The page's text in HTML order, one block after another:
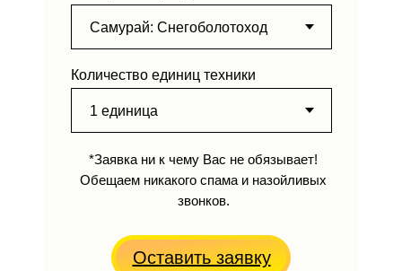
Оставить заявку
*Заявка ни к чему Вас не обязывает!
Обещаем никакого спама и назойливых
звонков.
Количество единиц техники